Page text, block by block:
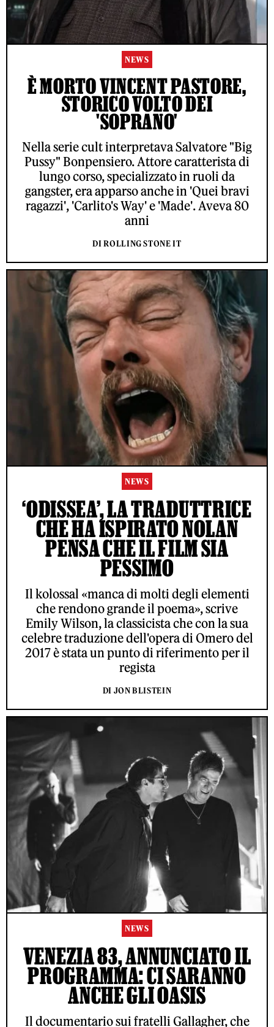
NEWS
È MORTO VINCENT PASTORE,
STORICO VOLTO DEI
'SOPRANO'
Nella serie cult interpretava Salvatore "Big
Pussy" Bonpensiero. Attore caratterista di
lungo corso, specializzato in ruoli da
gangster, era apparso anche in 'Quei bravi
ragazzi', 'Carlito's Way' e 'Made'. Aveva 80
anni
DI ROLLING STONE IT
NEWS
‘ODISSEA’, LA TRADUTTRICE
CHE HA ISPIRATO NOLAN
PENSA CHE IL FILM SIA
PESSIMO
Il kolossal «manca di molti degli elementi
che rendono grande il poema», scrive
Emily Wilson, la classicista che con la sua
celebre traduzione dell'opera di Omero del
2017 è stata un punto di riferimento per il
regista
DI JON BLISTEIN
NEWS
VENEZIA 83, ANNUNCIATO IL
PROGRAMMA: CI SARANNO
ANCHE GLI OASIS
Il documentario sui fratelli Gallagher, che